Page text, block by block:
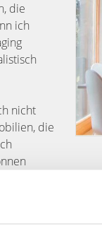
die
ich
nicht
die